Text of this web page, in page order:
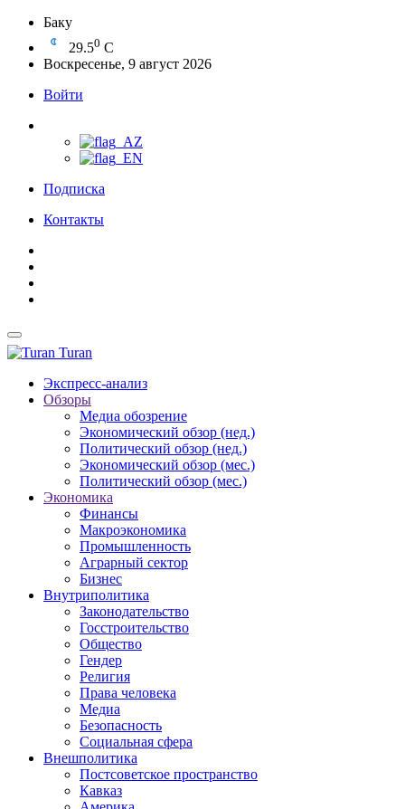
Баку
29.50 C
Воскресенье, 9 август 2026
Войти
Подписка
Контакты
Turan
Экспресс-анализ
Обзоры
Медиа обозрение
Экономический обзор (нед.)
Политический обзор (нед.)
Экономический обзор (мес.)
Политический обзор (мес.)
Экономика
Финансы
Макроэкономика
Промышленность
Аграрный сектор
Бизнес
Внутриполитика
Законодательство
Госстроительство
Общество
Гендер
Религия
Права человека
Медиа
Безопасность
Социальная сфера
Внешполитика
Постсоветское пространство
Кавказ